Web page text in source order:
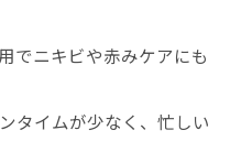
でニキビや赤みケアにも
タイムが少なく、忙しい